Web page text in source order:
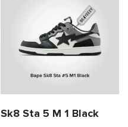
Sk8 Sta 5 M 1 Black